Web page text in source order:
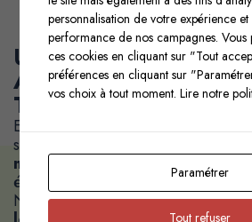
UN MODÈLE DE
AU SERVICE DES
TERRITOIRES
En 2024,Desbouis Grésila
ses
majeures
et renforcé ses
énergétiques.
Nos nouvelles actions ont permis
personnalisation de votre expérience
performance de nos campagnes.
ces cookies en cliquant sur "Tout
préférences en cliquant sur
vos choix à tout moment.Lire notre
Paramétrer
Tout refuser